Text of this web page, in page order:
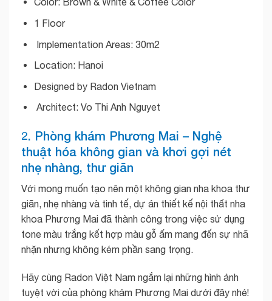
1 Floor
Implementation Areas: 30m2
Location: Hanoi
Designed by Radon Vietnam
Architect: Vo Thi Anh Nguyet
2. Phòng khám Phương Mai – Nghệ
thuật hóa không gian và khơi gợi nét
nhẹ nhàng, thư giãn
Với mong muốn tạo nên một không gian nha khoa thư
giãn, nhẹ nhàng và tinh tế, dự án thiết kế nội thất nha
khoa Phương Mai đã thành công trong việc sử dụng
tone màu trắng kết hợp màu gỗ ấm mang đến sự nhã
nhặn nhưng không kém phần sang trọng.
Hãy cùng Radon Việt Nam ngắm lại những hình ảnh
tuyệt vời của phòng khám Phương Mai dưới đây nhé!